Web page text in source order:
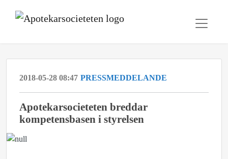
2018-05-28 08:47 PRESSMEDDELANDE
Apotekarsocieteten breddar
kompetensbasen i styrelsen